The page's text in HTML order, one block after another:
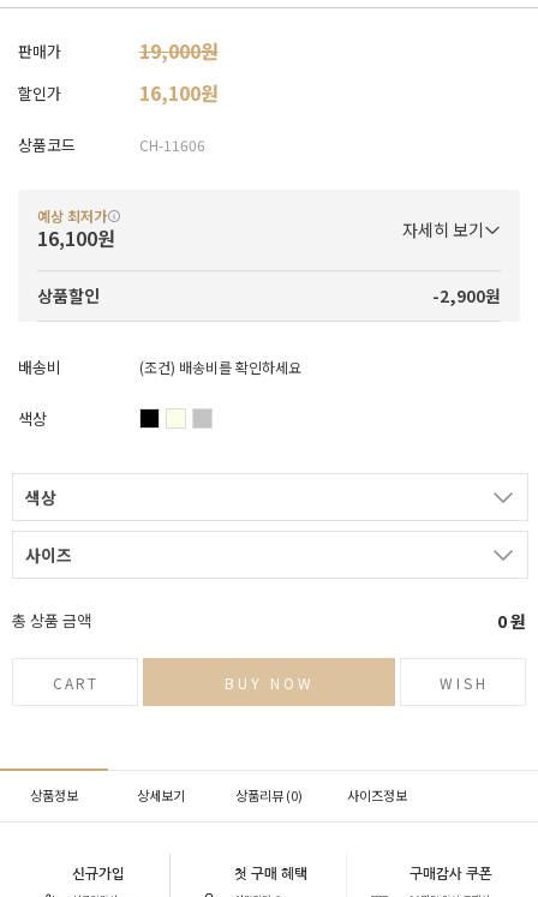
판매가 19,000원
할인가 16,100원
상품코드 CH-11606
예상 최저가
16,100원 자세히 보기
상품할인 -2,900원
배송비 (조건) 배송비를 확인하세요
색상
색상
사이즈
총 상품 금액 0원
CART BUY NOW WISH
상품정보 상세보기 상품리뷰 (0) 사이즈정보